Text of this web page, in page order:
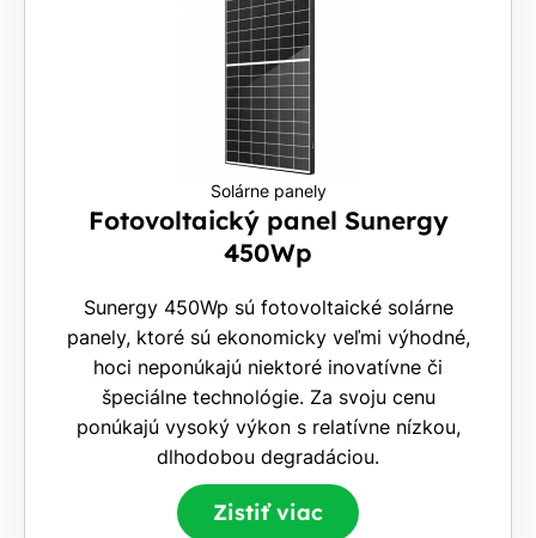
Solárne panely
Fotovoltaický panel Sunergy
450Wp
Sunergy 450Wp sú fotovoltaické solárne
panely, ktoré sú ekonomicky veľmi výhodné,
hoci neponúkajú niektoré inovatívne či
špeciálne technológie. Za svoju cenu
ponúkajú vysoký výkon s relatívne nízkou,
dlhodobou degradáciou.
Zistiť viac